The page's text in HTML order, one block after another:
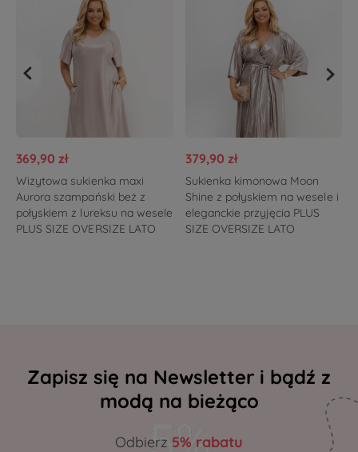
369,90 zł
Wizytowa sukienka maxi
Aurora szampański beż z
połyskiem z lureksu na wesele
PLUS SIZE OVERSIZE LATO
379,90 zł
Sukienka kimonowa Moon
Shine z połyskiem na wesele i
eleganckie przyjęcia PLUS
SIZE OVERSIZE LATO
Zapisz się na Newsletter i bądź z
modą na bieżąco
Odbierz 5% rabatu